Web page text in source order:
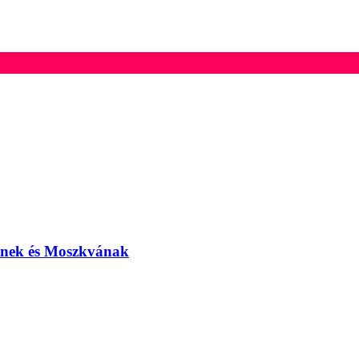
és Moszkvának